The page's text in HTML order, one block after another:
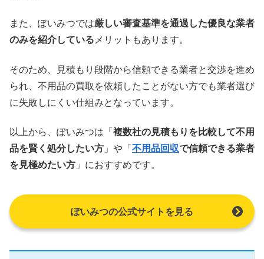
また、ぽいみつでは厳しい審査基準を通過した優良な業者
のみを紹介しているメリットもあります。
そのため、見積もり段階から信頼できる業者と交渉を進め
られ、不用品の買取を依頼したことがない方でも業者選び
に失敗しにくい仕組みとなっています。
以上から、ぽいみつは「複数社の見積もりを比較して不用
品を賢く処分したい方 」や「不用品回収で信頼できる業者
を見極めたい方 」におすすめです。
ぽいみつの公式サイトを見る